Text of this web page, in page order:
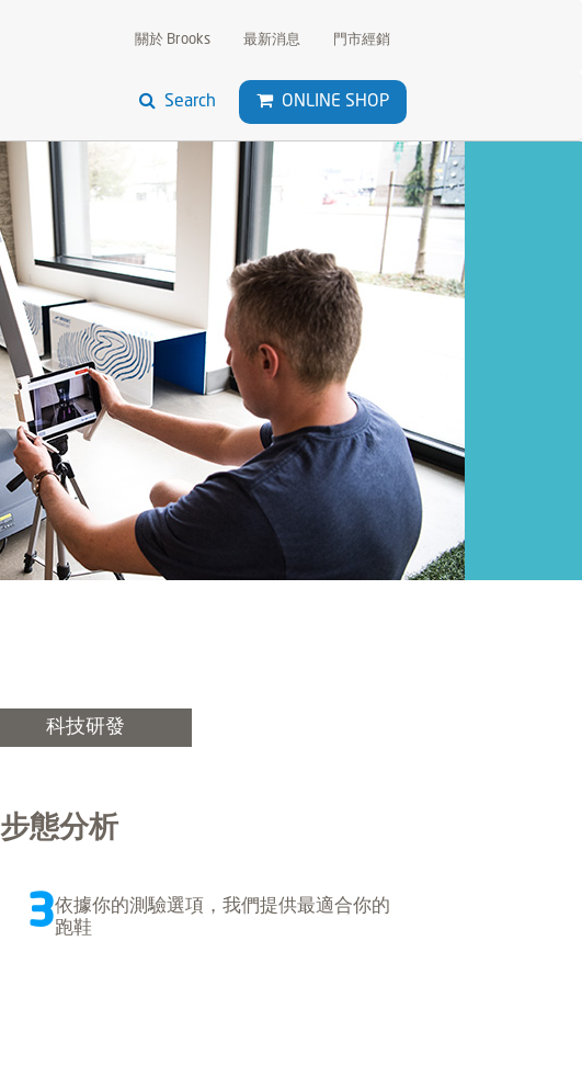
關於 Brooks 最新消息 門市經銷
Search ONLINE SHOP
科技研發
態分析
3依據你的測驗選項，我們提供最適合你的
跑鞋